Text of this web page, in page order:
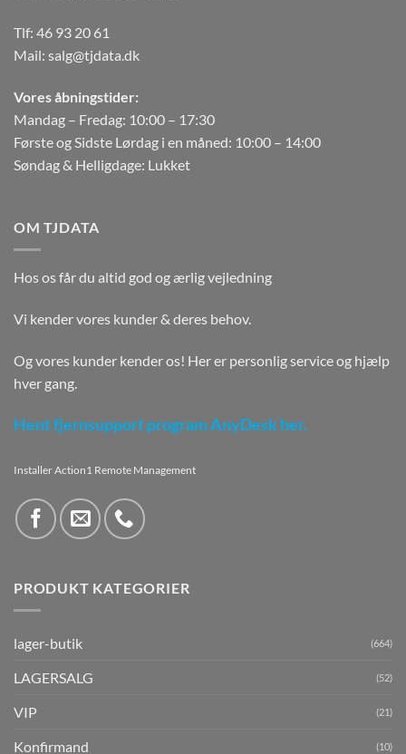
Tlf: 46 93 20 61
Mail: salg@tjdata.dk
Vores åbningstider:
Mandag – Fredag: 10:00 – 17:30
Første og Sidste Lørdag i en måned: 10:00 – 14:00
Søndag & Helligdage: Lukket
OM TJDATA
Hos os får du altid god og ærlig vejledning
Vi kender vores kunder & deres behov.
Og vores kunder kender os! Her er personlig service og hjælp
hver gang.
Hent fjernsupport program AnyDesk her.
Installer Action1 Remote Management
PRODUKT KATEGORIER
lager-butik (664)
LAGERSALG (52)
VIP (21)
Konfirmand (10)